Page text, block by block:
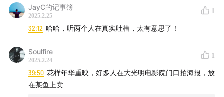
【摄影展览与出版动态】
国际展览：🌍 川内伦子与马丁·帕尔的在4月的同期展览
形成风格对比——前者以细腻光影见长，后者以社会纪实
风格引发思考；日本画廊Place m在上海首展荒木经惟作
品，呈现争议与艺术性并存的视觉冲击。（小明关于川内
伦子的介绍视频
JayC的记事簿
2025.2.25
1
32:12 哈哈，听两个人在真实吐槽，太有意思了！
Soulfire
2025.2.24
1
39:50 花样年华重映，好多人在大光明电影院门口拍海报，放
在某鱼上卖